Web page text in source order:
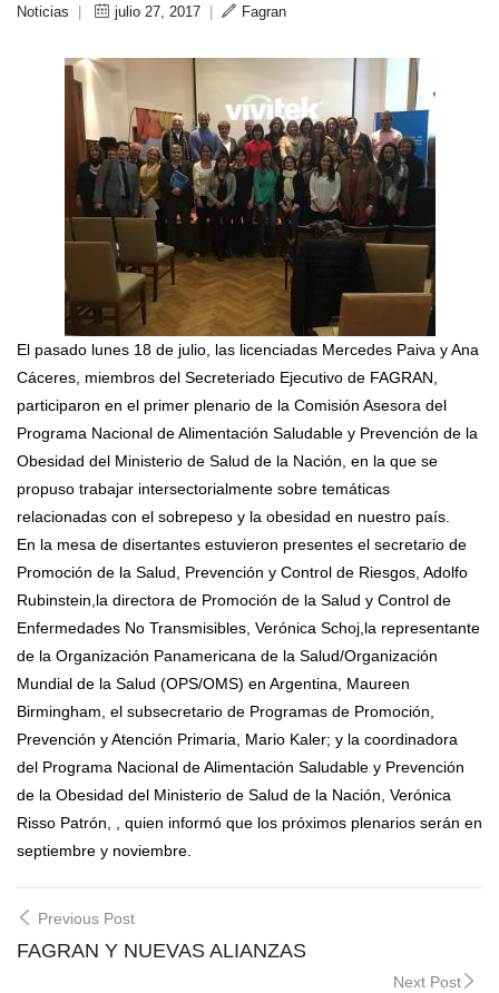
Noticias julio 27, 2017 Fagran
El pasado lunes 18 de julio, las licenciadas Mercedes Paiva y Ana
Cáceres, miembros del Secreteriado Ejecutivo de FAGRAN,
participaron en el primer plenario de la Comisión Asesora del
Programa Nacional de Alimentación Saludable y Prevención de la
Obesidad del Ministerio de Salud de la Nación, en la que se
propuso trabajar intersectorialmente sobre temáticas
relacionadas con el sobrepeso y la obesidad en nuestro país.
En la mesa de disertantes estuvieron presentes el secretario de
Promoción de la Salud, Prevención y Control de Riesgos, Adolfo
Rubinstein,la directora de Promoción de la Salud y Control de
Enfermedades No Transmisibles, Verónica Schoj,la representante
de la Organización Panamericana de la Salud/Organización
Mundial de la Salud (OPS/OMS) en Argentina, Maureen
Birmingham, el subsecretario de Programas de Promoción,
Prevención y Atención Primaria, Mario Kaler; y la coordinadora
del Programa Nacional de Alimentación Saludable y Prevención
de la Obesidad del Ministerio de Salud de la Nación, Verónica
Risso Patrón, , quien informó que los próximos plenarios serán en
septiembre y noviembre.
Post
navigation
Previous Post
FAGRAN Y NUEVAS ALIANZAS
Next Post